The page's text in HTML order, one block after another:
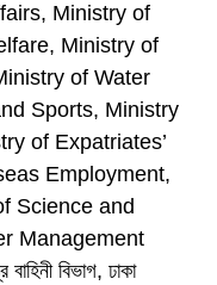
Ministry of
Ministry of
of Water
Sports, Ministry
of Expatriates’
Employment,
Science and
Management
বিভাগ, ঢাকা